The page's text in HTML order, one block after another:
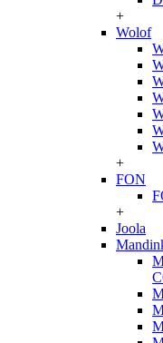
+
Wolof
+
FON
+
Joola